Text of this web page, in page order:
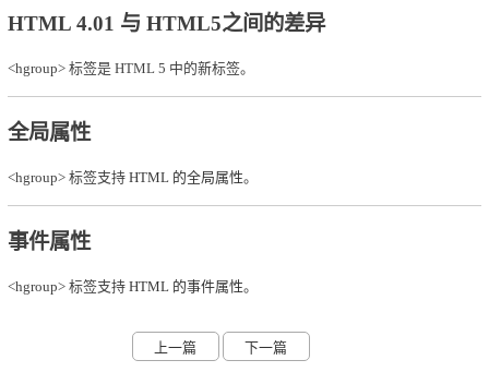
HTML 4.01 与 HTML5之间的差异
<hgroup> 标签是 HTML 5 中的新标签。
全局属性
<hgroup> 标签支持HTML 的全局属性。
事件属性
<hgroup> 标签支持HTML 的事件属性。
上一篇 下一篇